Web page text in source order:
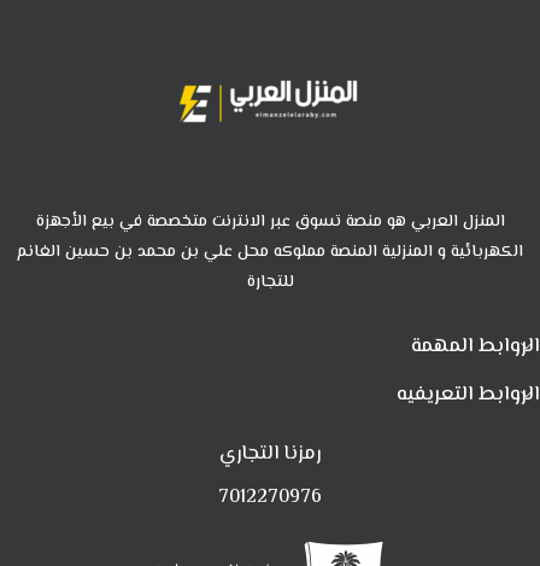
المنزل العربي هو منصة تسوق عبر الانترنت متخصصة في بيع الأجهزة
الكهربائية و المنزلية المنصة مملوكه محل علي بن محمد بن حسين الغانم
للتجارة
الروابط المهمة
الروابط التعريفيه
رمزنا التجاري
7012270976